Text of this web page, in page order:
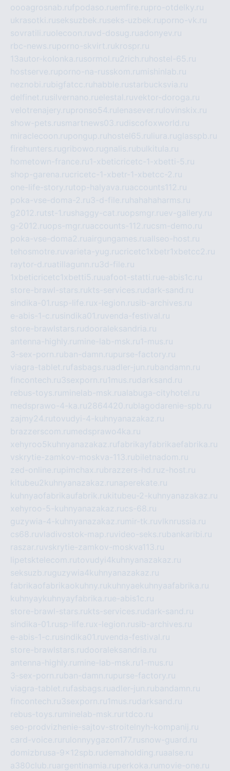
oooagrosnab.rufpodaso.ruemfire.rupro-otdelky.ru
ukrasotki.ruseksuzbek.ruseks-uzbek.ruporno-vk.ru
sovratili.ruolecoon.ruvd-dosug.ruadonyev.ru
rbc-news.ruporno-skvirt.rukrospr.ru
13autor-kolonka.rusormol.ru2rich.ru hostel-65.ru
hostserve.ruporno-na-russkom.ru mishinlab.ru
neznobi.rubigfatcc.ru habble.rustarbucksvia.ru
delfinet.rusilvernano.ruelestal.ruvektor-doroga.ru
velotrenajery.rupronso54.ru lenasever.ru lovinskix.ru
show-pets.rusmartnews03.rudiscofoxworld.ru
miraclecoon.rupongup.ru hostel65.ru liura.ruglasspb.ru
firehunters.rugribowo.rugnalis.rubulkitula.ru
hometown-france.ru1-xbeticricetc-1-xbetti-5.ru
shop-garena.rucricetc-1-xbetr-1-xbetcc-2.ru
one-life-story.rutop-halyava.ruaccounts112.ru
poka-vse-doma-2.ru3-d-file.ru hahahaharms.ru
g2012.rutst-1.rushaggy-cat.ruopsmgr.ruev-gallery.ru
g-2012.ruops-mgr.ruaccounts-112.rucsm-demo.ru
poka-vse-doma2.ruairgungames.ruallseo-host.ru
tehosmotre.ruvarieta-yug.rucricetc1xbetr1xbetcc2.ru
raytor-d.ruatillagunn.ru3d-file.ru
1xbeticricetc1xbetti5.ruuafoot-statti.rue-abis1c.ru
store-brawl-stars.rukts-services.rudark-sand.ru
sindika-01.rusp-life.rux-legion.rusib-archives.ru
e-abis-1-c.rusindika01.ruvenda-festival.ru
store-brawlstars.rudooraleksandria.ru
antenna-highly.ru mine-lab-msk.ru1-mus.ru
3-sex-porn.ruban-damn.rupurse-factory.ru
viagra-tablet.rufasbags.ruadler-jun.rubandamn.ru
fincontech.ru3sexporn.ru1mus.rudarksand.ru
rebus-toys.ru minelab-msk.rualabuga-cityhotel.ru
medsprawo-4-ka.ru2864420.rublagodarenie-spb.ru
zajmy24.rutovudyi-4-kuhnyanazakaz.ru
brazzerscom.ru medsprawo4ka.ru
xehyroo5kuhnyanazakaz.rufabrikayfabrikaefabrika.ru
vskrytie-zamkov-moskva-113.rubiletnadom.ru
zed-online.rupimchax.rubrazzers-hd.ruz-host.ru
kitubeu2kuhnyanazakaz.ru naperekate.ru
kuhnyaofabrikaufabrik.rukitubeu-2-kuhnyanazakaz.ru
xehyroo-5-kuhnyanazakaz.rucs-68.ru
guzywia-4-kuhnyanazakaz.ru mir-tk.ruvlknrussia.ru
cs68.ruvladivostok-map.ruvideo-seks.rubankaribi.ru
raszar.ruvskrytie-zamkov-moskva113.ru
lipetsktelecom.rutovudyi4kuhnyanazakaz.ru
seksuzb.ruguzywia4kuhnyanazakaz.ru
fabrikaofabrikaokuhny.rukuhnyaekuhnyaafabrika.ru
kuhnyaykuhnyayfabrika.rue-abis1c.ru
store-brawl-stars.rukts-services.rudark-sand.ru
sindika-01.rusp-life.rux-legion.rusib-archives.ru
e-abis-1-c.rusindika01.ruvenda-festival.ru
store-brawlstars.rudooraleksandria.ru
antenna-highly.ru mine-lab-msk.ru1-mus.ru
3-sex-porn.ruban-damn.rupurse-factory.ru
viagra-tablet.rufasbags.ruadler-jun.rubandamn.ru
fincontech.ru3sexporn.ru1mus.rudarksand.ru
rebus-toys.ru minelab-msk.ru rtdco.ru
seo-prodvizhenie-sajtov-stroitelnyh-kompanij.ru
card-voice.ru rulonnyygazon177.rusnow-guard.ru
domizbrusa-9x12spb.rudemaholding.ruaalse.ru
a380club.ruargentinamia.ruperkoka.ru movie-one.ru